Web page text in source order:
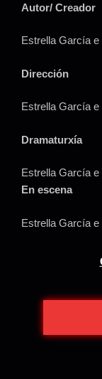
Autor/ Creador
Estrella García
Dirección
Estrella García
Dramaturxía
Estrella García
En escena
Estrella García